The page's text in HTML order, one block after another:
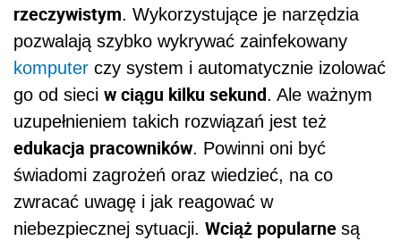
rzeczywistym. Wykorzystujące je narzędzia
pozwalają szybko wykrywać zainfekowany
komputer czy system i automatycznie izolować
go od sieci w ciągu kilku sekund. Ale ważnym
uzupełnieniem takich rozwiązań jest też
edukacja pracowników. Powinni oni być
świadomi zagrożeń oraz wiedzieć, na co
zwracać uwagę i jak reagować w
niebezpiecznej sytuacji. Wciąż popularne są